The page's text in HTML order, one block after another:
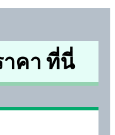
าคา ที่นี่